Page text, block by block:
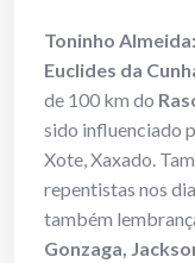
Toninho Almeida:
Euclides da
de 100 km do
sido influenciado
Xote, Xaxado.
repentistas nos
também
Gonzaga,